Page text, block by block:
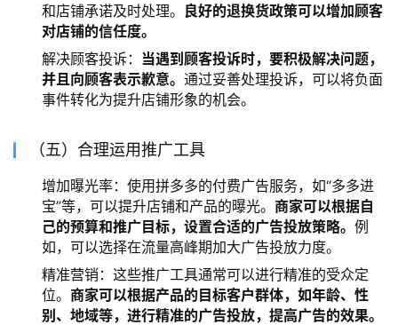
和店铺承诺及时处理。 良好的退换货政策可以增加顾客
对店铺的信任度。
解决顾客投诉： 当遇到顾客投诉时，要积极解决问题，
并且向顾客表示歉意。 通过妥善处理投诉，可以将负面
事件转化为提升店铺形象的机会。
（五）合理运用推广工具
增加曝光率：使用拼多多的付费广告服务，如“多多进
宝”等，可以提升店铺和产品的曝光。 商家可以根据自
己的预算和推广目标，设置合适的广告投放策略。 例
如，可以选择在流量高峰期加大广告投放力度。
精准营销：这些推广工具通常可以进行精准的受众定
位。 商家可以根据产品的目标客户群体，如年龄、性
别、地域等，进行精准的广告投放，提高广告的效果。